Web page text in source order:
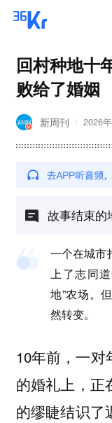
回村种地十
败给了婚姻
新周刊 2026
故事结束的
一个在城市
上了志同
地”农场。
然转变。
10年前，一
的婚礼上，正
的缪睫结识了